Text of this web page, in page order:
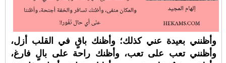
وأظنني بعيدة عني كذلك؛ وأظنك باقٍ في القلب أزل،
وأظنني تعب على تعب، وأظنك راحة على بالٍ فارغ،